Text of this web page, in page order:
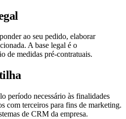
ao seu pedido, elaborar
A base legal é o
de medidas pré-contratuais.
período necessário às finalidades
com terceiros para fins de marketing.
de CRM da empresa.